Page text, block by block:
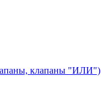
клапаны "ИЛИ")